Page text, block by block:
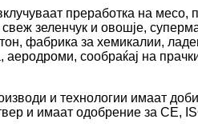
преработка на месо,
зеленчук и овошје,
фабрика за хемикалии,
сообраќај на
и технологии имаат
и имаат одобрение за CE,